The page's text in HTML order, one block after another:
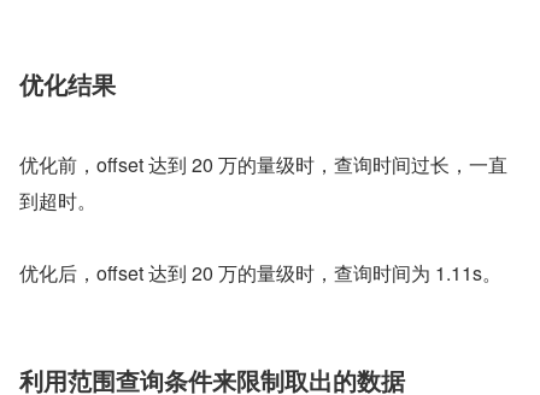
优化结果
优化前，offset 达到 20 万的量级时，查询时间过长，一直
到超时。
优化后，offset 达到 20 万的量级时，查询时间为 1.11s。
利用范围查询条件来限制取出的数据